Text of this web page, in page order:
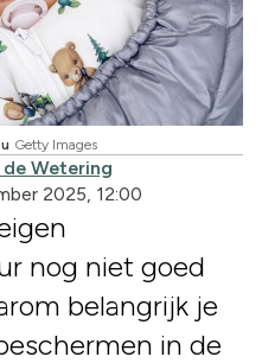
Getty Images
de Wetering
2025, 12:00
nog niet goed
belangrijk je
in de